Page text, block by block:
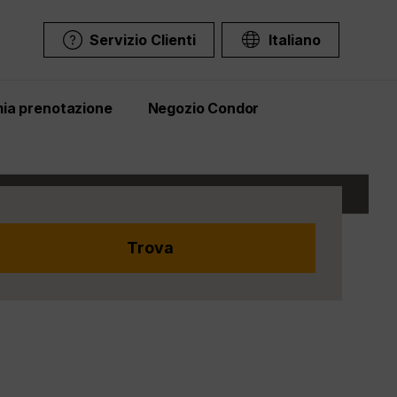
Servizio Clienti Italiano
prenotazione Negozio Condor